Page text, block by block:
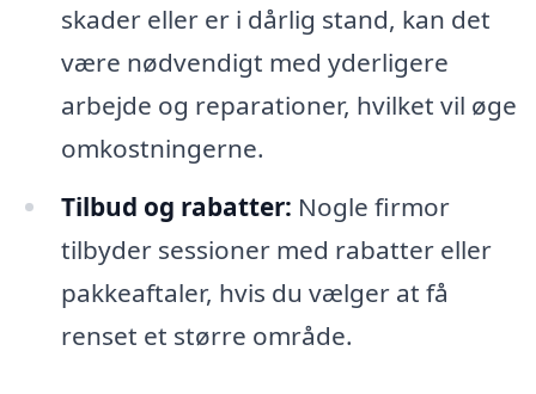
skader eller er i dårlig stand, kan det
være nødvendigt med yderligere
arbejde og reparationer, hvilket vil øge
omkostningerne.
Tilbud og rabatter: Nogle firmor
tilbyder sessioner med rabatter eller
pakkeaftaler, hvis du vælger at få
renset et større område.